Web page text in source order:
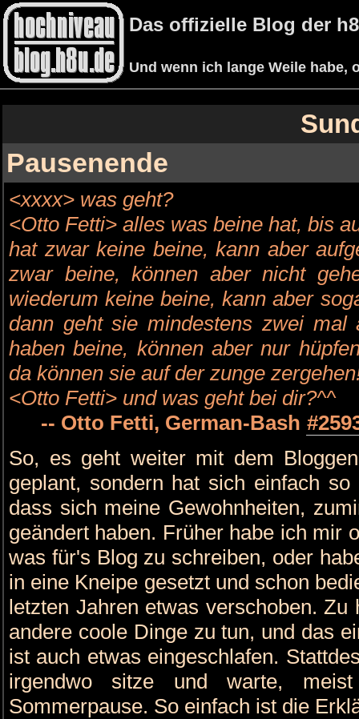
Das offizielle Blog der
Und wenn ich lange Weile
Pausenende
<xxxx> was geht?
<Otto Fetti> alles was beine hat, bis
hat zwar keine beine, kann aber
zwar beine, können aber nicht
wiederum keine beine, kann aber
dann geht sie mindestens zwei
haben beine, können aber nur
da können sie auf der zunge
<Otto Fetti> und was geht bei dir?^^
-- Otto Fetti, German-Bash
So, es geht weiter mit dem
geplant, sondern hat sich einfach
dass sich meine Gewohnheiten,
geändert haben. Früher habe ich mir
was für's Blog zu schreiben, oder
in eine Kneipe gesetzt und schon
letzten Jahren etwas verschoben.
andere coole Dinge zu tun, und das
ist auch etwas eingeschlafen.
irgendwo sitze und warte,
Sommerpause. So einfach ist die